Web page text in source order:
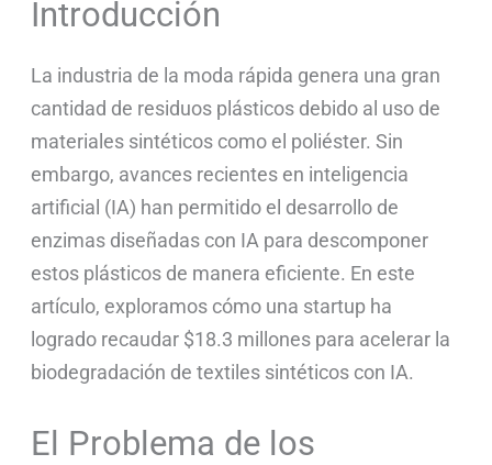
Introducción
La industria de la moda rápida genera una gran
cantidad de residuos plásticos debido al uso de
materiales sintéticos como el poliéster. Sin
embargo, avances recientes en inteligencia
artificial (IA) han permitido el desarrollo de
enzimas diseñadas con IA para descomponer
estos plásticos de manera eficiente. En este
artículo, exploramos cómo una startup ha
logrado recaudar $18.3 millones para acelerar la
biodegradación de textiles sintéticos con IA.
El Problema de los